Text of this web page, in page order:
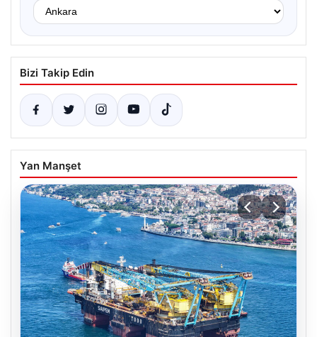
Bizi Takip Edin
Yan Manşet